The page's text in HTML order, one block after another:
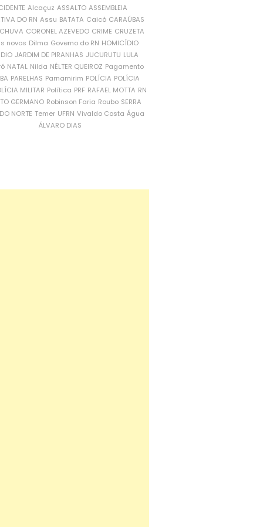
Alcaçuz ASSALTO ASSEMBLEIA
DO RN Assu BATATA Caicó CARAÚBAS
CORONEL AZEVEDO CRIME CRUZETA
novos Dilma Governo do RN HOMICÍDIO
JARDIM DE PIRANHAS JUCURUTU LULA
NATAL Nilda NÉLTER QUEIROZ Pagamento
PARELHAS Parnamirim POLÍCIA POLÍCIA
MILITAR Política PRF RAFAEL MOTTA RN
GERMANO Robinson Faria Roubo SERRA
NORTE Temer UFRN Vivaldo Costa Água
ÁLVARO DIAS